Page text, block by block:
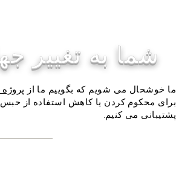
شما به تغییر
ما خوشحال می شویم که بگوییم ما از
برای محکوم کردن یا کاهش استفاده از حبس
پشتیبانی می کنیم.